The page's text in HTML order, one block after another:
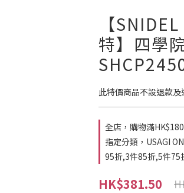
【
特】四學
此特價商品不設退款
全店，購物滿
指定分類，USAGI
95折,3件85折,5件75
HK$381.50